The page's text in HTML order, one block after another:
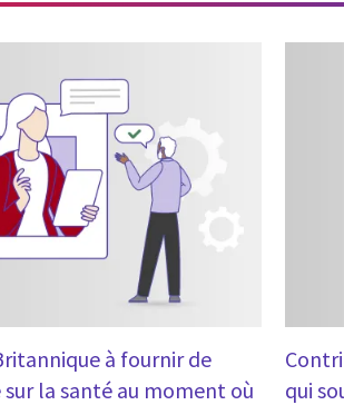
à fournir de
la santé au moment où
qui